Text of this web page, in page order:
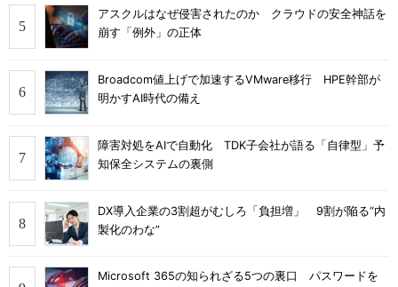
アスクルはなぜ侵害されたのか クラウドの安全神話を
崩す「例外」の正体
Broadcom値上げで加速するVMware移行 HPE幹部が
明かすAI時代の備え
障害対処をAIで自動化 TDK子会社が語る「自律型」予
知保全システムの裏側
DX導入企業の3割超がむしろ「負担増」 9割が陥る“内
製化のわな”
Microsoft 365の知られざる5つの裏口 パスワードを